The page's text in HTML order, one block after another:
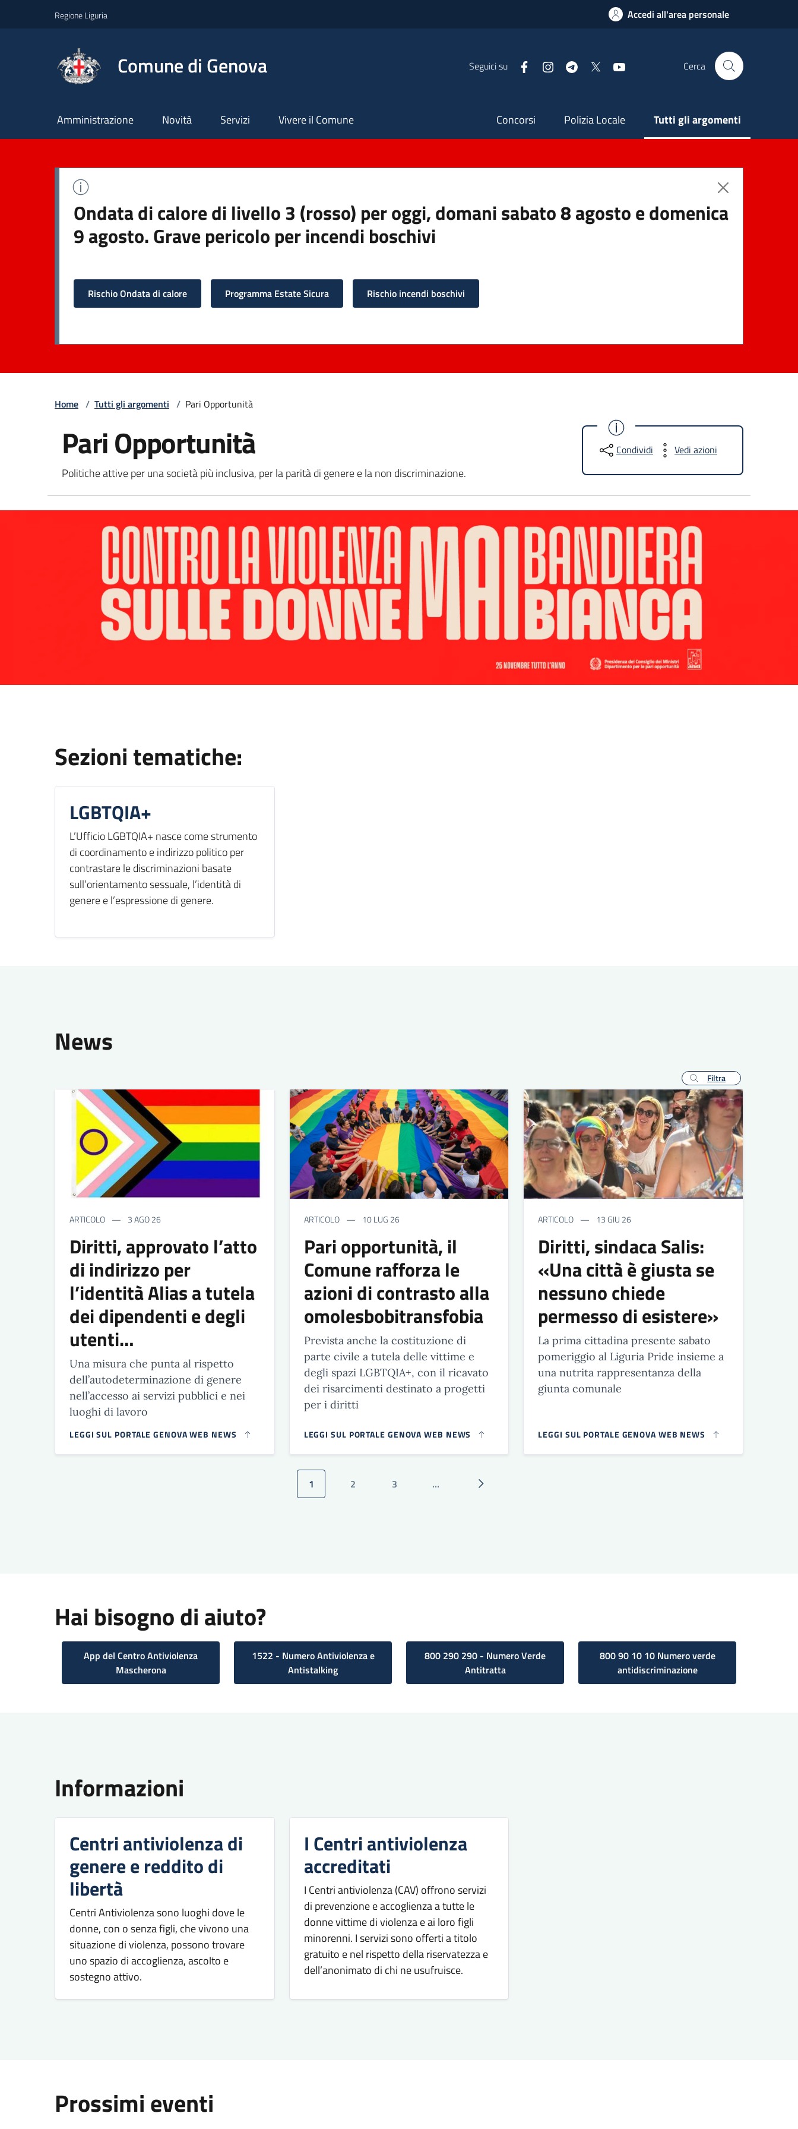
Regione Liguria Accedi all'area personale
Comune di Genova Seguici su FacebookInstagramTelegram Cerca
Principale
Amministrazione Novità Servizi Vivere il Comune Secondaria
Concorsi Polizia Locale Tutti gli argomenti
Ondata di calore di livello 3 (rosso) per oggi, domani sabato 8 agosto e domenica
9 agosto. Grave pericolo per incendi boschivi
Rischio Ondata di calore Programma Estate Sicura Rischio incendi boschivi
Home / Tutti gli argomenti / Pari Opportunità
Pari Opportunità
Politiche attive per una società più inclusiva, per la parità di genere e la non discriminazione.
Condividi Vedi azioni
Sezioni tematiche:
LGBTQIA+
L’Ufficio LGBTQIA+ nasce come strumento
di coordinamento e indirizzo politico per
contrastare le discriminazioni basate
sull’orientamento sessuale, l’identità di
genere e l’espressione di genere.
News
Filtra
ARTICOLO 3 AGO 26
Diritti, approvato l’atto
di indirizzo per
l’identità Alias a tutela
dei dipendenti e degli
utenti…
Una misura che punta al rispetto
dell’autodeterminazione di genere
nell’accesso ai servizi pubblici e nei
luoghi di lavoro
LEGGI SUL PORTALE GENOVA WEB NEWS
ARTICOLO 10 LUG 26
Pari opportunità, il
Comune rafforza le
azioni di contrasto alla
omolesbobitransfobia
Prevista anche la costituzione di
parte civile a tutela delle vittime e
degli spazi LGBTQIA+, con il ricavato
dei risarcimenti destinato a progetti
per i diritti
LEGGI SUL PORTALE GENOVA WEB NEWS
ARTICOLO 13 GIU 26
Diritti, sindaca Salis:
«Una città è giusta se
nessuno chiede
permesso di esistere»
La prima cittadina presente sabato
pomeriggio al Liguria Pride insieme a
una nutrita rappresentanza della
giunta comunale
LEGGI SUL PORTALE GENOVA WEB NEWS
Pagina attuale
1 Pagina
2 Pagina
3 … Pagina successiva
Hai bisogno di aiuto?
App del Centro Antiviolenza
Mascherona
1522 - Numero Antiviolenza e
Antistalking
800 290 290 - Numero Verde
Antitratta
800 90 10 10 Numero verde
antidiscriminazione
Informazioni
Centri antiviolenza di
genere e reddito di
libertà
Centri Antiviolenza sono luoghi dove le
donne, con o senza figli, che vivono una
situazione di violenza, possono trovare
uno spazio di accoglienza, ascolto e
sostegno attivo.
I Centri antiviolenza
accreditati
I Centri antiviolenza (CAV) offrono servizi
di prevenzione e accoglienza a tutte le
donne vittime di violenza e ai loro figli
minorenni. I servizi sono offerti a titolo
gratuito e nel rispetto della riservatezza e
dell’anonimato di chi ne usufruisce.
Prossimi eventi